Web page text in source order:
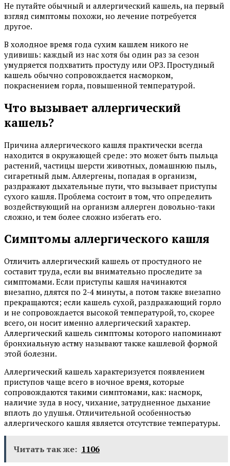
Не путайте обычный и аллергический кашель, на первый
взгляд симптомы похожи, но лечение потребуется
другое.
В холодное время года сухим кашлем никого не
удивишь: каждый из нас хотя бы один раз за сезон
умудряется подхватить простуду или ОРЗ. Простудный
кашель обычно сопровождается насморком,
покраснением горла, повышенной температурой.
Что вызывает аллергический
кашель?
Причина аллергического кашля практически всегда
находится в окружающей среде: это может быть пыльца
растений, частицы шерсти животных, домашнюю пыль,
сигаретный дым. Аллергены, попадая в организм,
раздражают дыхательные пути, что вызывает приступы
сухого кашля. Проблема состоит в том, что определить
воздействующий на организм аллерген довольно-таки
сложно, и тем более сложно избегать его.
Симптомы аллергического кашля
Отличить аллергический кашель от простудного не
составит труда, если вы внимательно проследите за
симптомами. Если приступы кашля начинаются
внезапно, длятся по 2-4 минуты, а потом также внезапно
прекращаются; если кашель сухой, раздражающий горло
и не сопровождается высокой температурой, то, скорее
всего, он носит именно аллергический характер.
Аллергический кашель симптомы которого напоминают
бронхиальную астму называют также кашлевой формой
этой болезни.
Аллергический кашель характеризуется появлением
приступов чаще всего в ночное время, которые
сопровождаются такими симптомами, как: насморк,
наличие зуда в носу, чихание, затрудненное дыхание
вплоть до удушья. Отличительной особенностью
аллергического кашля является отсутствие температуры.
Читать так же: 1106